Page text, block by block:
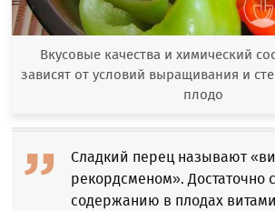
Вкусовые качества и химический
зависят от условий выращивания и
плодо
Сладкий перец называют
рекордсменом». Достаточно
содержанию в плодах